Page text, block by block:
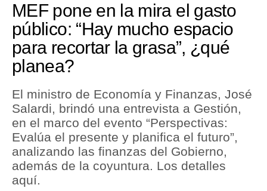
Perú
Política
Tu Dinero
Finanzas Personales
Inmobiliarias
Plus G
Opinión
Editorial
MEF pone en la mira el gasto
público: “Hay mucho espacio
para recortar la grasa”, ¿qué
planea?
El ministro de Economía y Finanzas, José
Salardi, brindó una entrevista a Gestión,
en el marco del evento “Perspectivas:
Evalúa el presente y planifica el futuro”,
analizando las finanzas del Gobierno,
además de la coyuntura. Los detalles
aquí.